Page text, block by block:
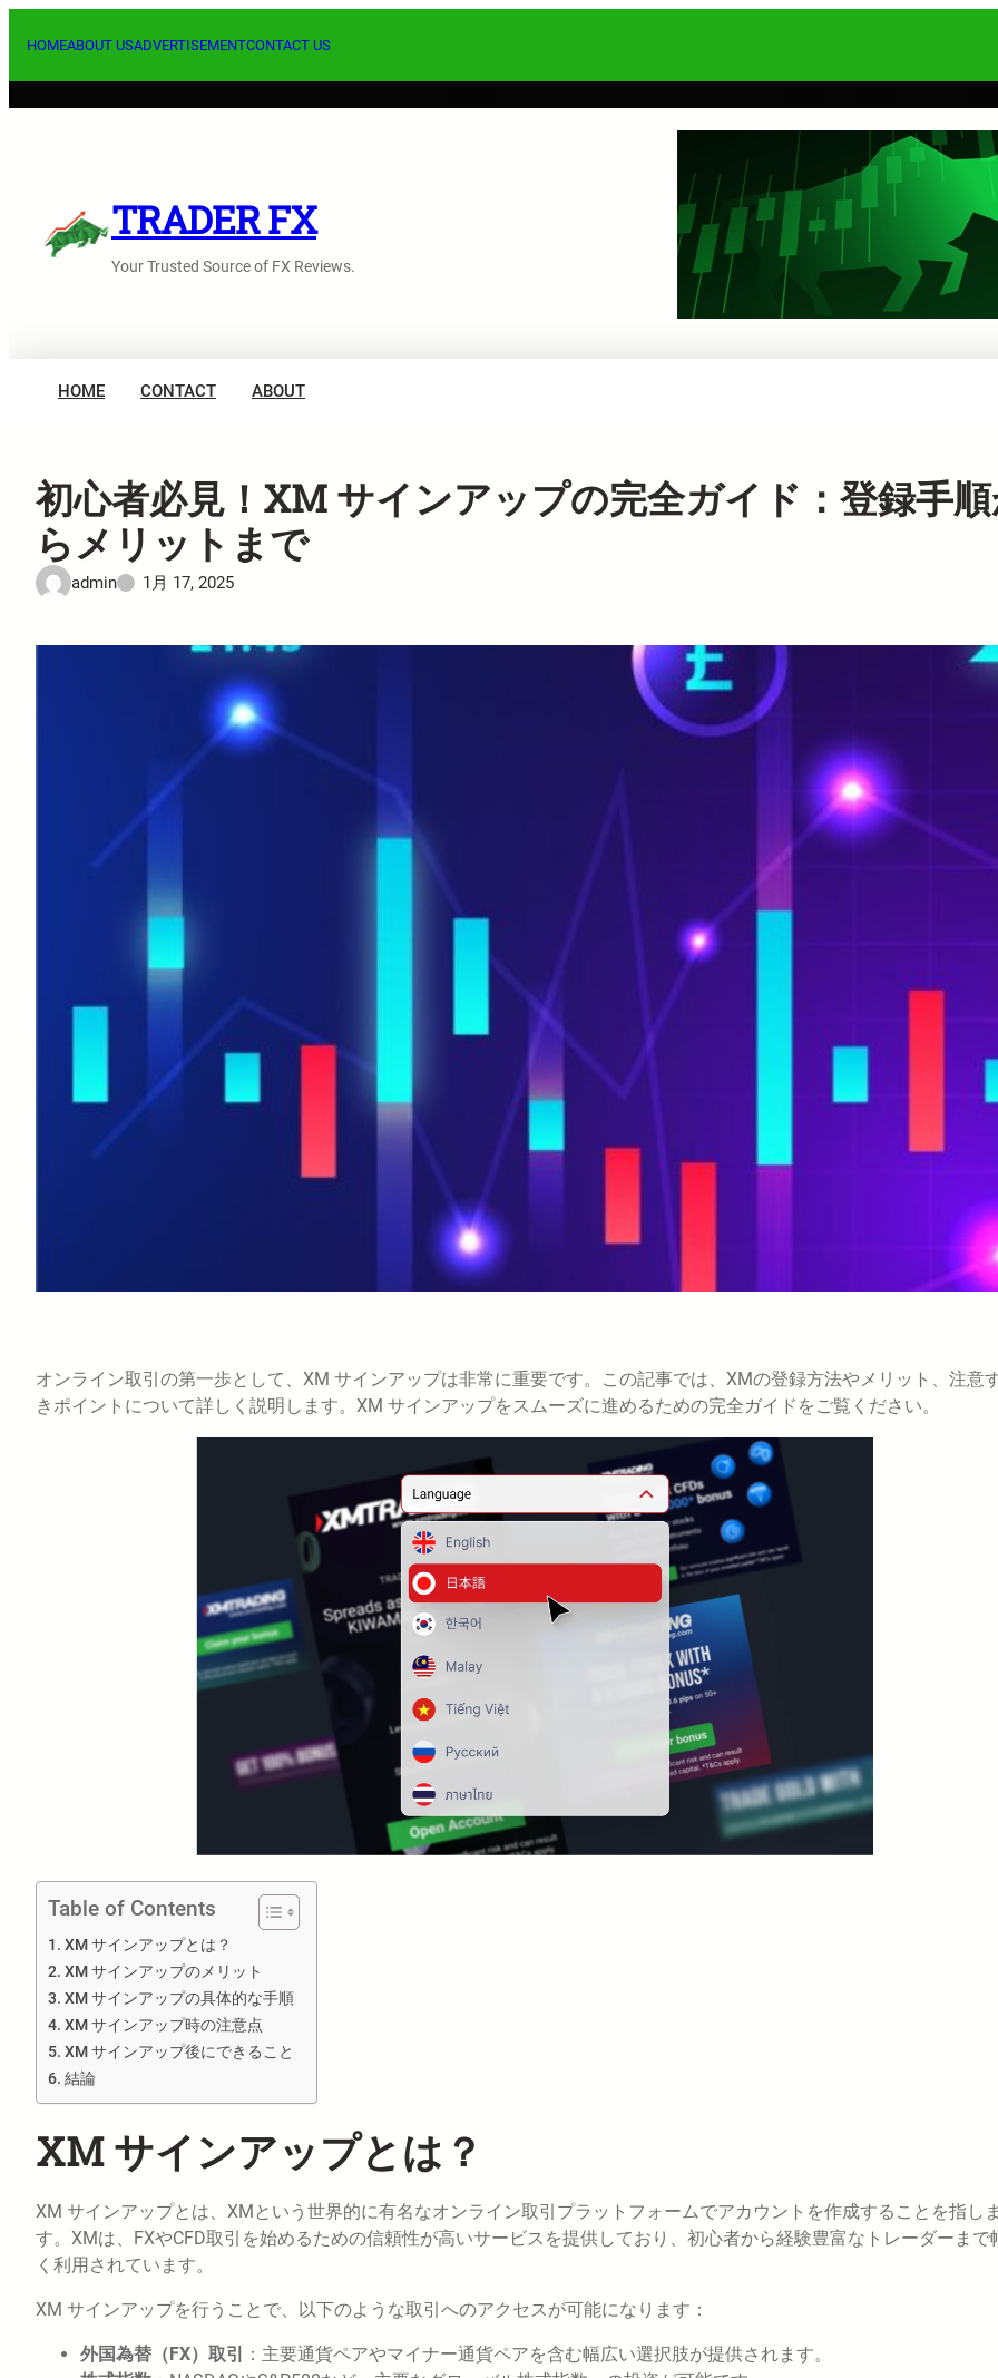
HOMEABOUT USADVERTISEMENTCONTACT US
TRADER FX
Your Trusted Source of FX Reviews.
HOME CONTACT ABOUT
初心者必見！XM サインアップの完全ガイド：登録手
らメリットまで
admin 1月 17, 2025
オンライン取引の第一歩として、XM サインアップは非常に重要です。この記事では、XMの登録方法やメリット、注意
きポイントについて詳しく説明します。XM サインアップをスムーズに進めるための完全ガイドをご覧ください。
Table of Contents
XM サインアップとは？
XM サインアップのメリット
XM サインアップの具体的な手順
XM サインアップ時の注意点
XM サインアップ後にできること
結論
XM サインアップとは？
XM サインアップとは、XMという世界的に有名なオンライン取引プラットフォームでアカウントを作成することを指しま
す。XMは、FXやCFD取引を始めるための信頼性が高いサービスを提供しており、初心者から経験豊富なトレーダーまで
く利用されています。
XM サインアップを行うことで、以下のような取引へのアクセスが可能になります：
外国為替（FX）取引
：主要通貨ペアやマイナー通貨ペアを含む幅広い選択肢が提供されます。